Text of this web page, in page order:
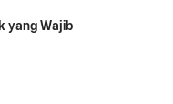
yang Wajib